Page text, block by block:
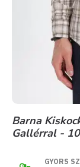
Barna
Gallérral -
GYORS